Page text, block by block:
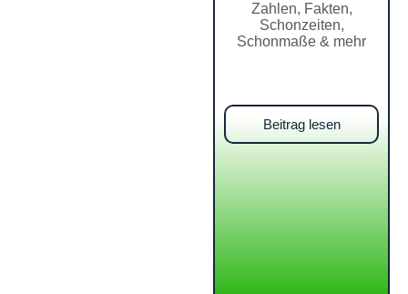
Zahlen, Fakten,
Schonzeiten,
Schonmaße & mehr
Beitrag lesen